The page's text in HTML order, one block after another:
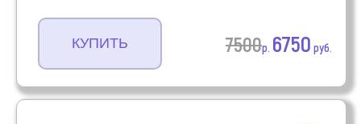
КУПИТЬ 7500р. 6750 руб.